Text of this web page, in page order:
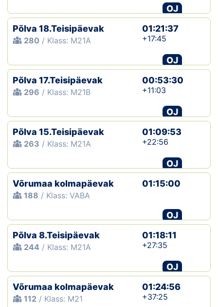
OJ
Põlva 18.Teisipäevak
280 / Klass: M21A
01:21:37
+17:45
OJ
Põlva 17.Teisipäevak
296 / Klass: M21B
00:53:30
+11:03
OJ
Põlva 15.Teisipäevak
263 / Klass: M21A
01:09:53
+22:56
OJ
Võrumaa kolmapäevak
188 / Klass: VABA
01:15:00
OJ
Põlva 8.Teisipäevak
244 / Klass: M21A
01:18:11
+27:35
OJ
Võrumaa kolmapäevak
112 / Klass: M21
01:24:56
+37:25